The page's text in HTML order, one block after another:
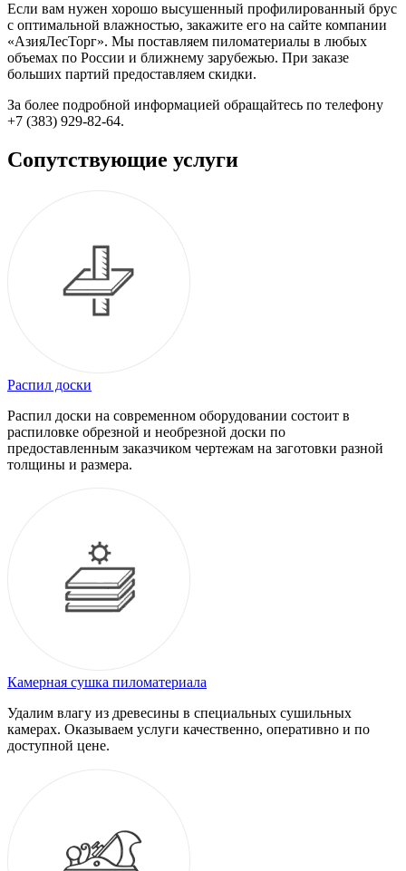
Если вам нужен хорошо высушенный профилированный брус
с оптимальной влажностью, закажите его на сайте компании
«АзияЛесТорг». Мы поставляем пиломатериалы в любых
объемах по России и ближнему зарубежью. При заказе
больших партий предоставляем скидки.
За более подробной информацией обращайтесь по телефону
+7 (383) 929-82-64.
Сопутствующие услуги
Распил доски
Распил доски на современном оборудовании состоит в
распиловке обрезной и необрезной доски по
предоставленным заказчиком чертежам на заготовки разной
толщины и размера.
Камерная сушка пиломатериала
Удалим влагу из древесины в специальных сушильных
камерах. Оказываем услуги качественно, оперативно и по
доступной цене.